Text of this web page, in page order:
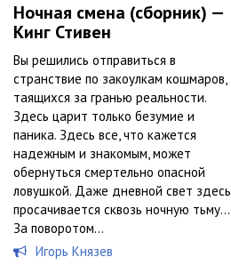
Ночная смена (сборник) —
Кинг Стивен
Вы решились отправиться в
странствие по закоулкам кошмаров,
таящихся за гранью реальности.
Здесь царит только безумие и
паника. Здесь все, что кажется
надежным и знакомым, может
обернуться смертельно опасной
ловушкой. Даже дневной свет здесь
просачивается сквозь ночную тьму…
За поворотом...
Игорь Князев